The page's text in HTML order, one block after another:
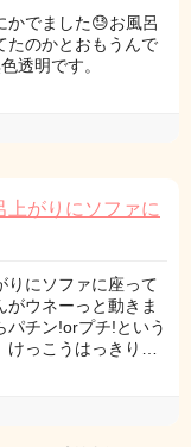
かでました😓お風呂
たのかとおもうんで
透明です。
がりにソファに
りにソファに座って
がウネーっと動きま
パチン!orプチ!という
けっこうはっきり…